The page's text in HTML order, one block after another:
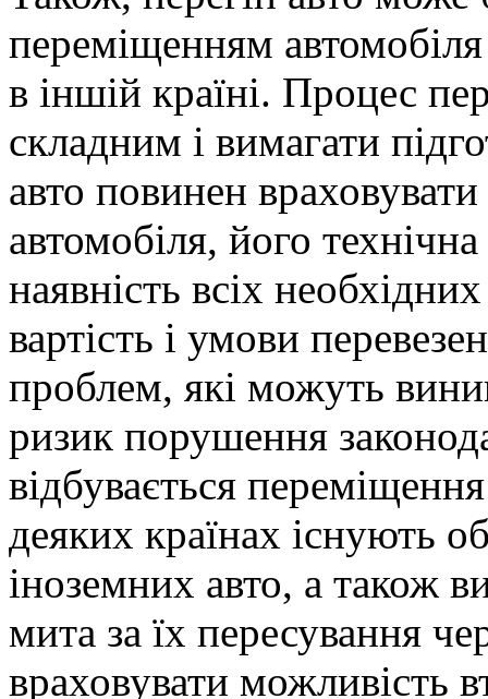
переміщенням
в іншій країні. Процес
складним і вимагати
авто повинен враховувати
автомобіля, його
наявність всіх
вартість і умови
проблем, які можуть
ризик порушення
відбувається
деяких країнах існують
іноземних авто, а також
мита за їх пересування
враховувати можливість